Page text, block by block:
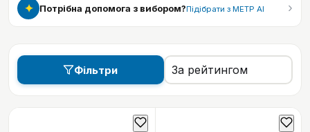
✦ Потрібна допомога з вибором?Підібрати з МЕТР АІ ›
Фільтри